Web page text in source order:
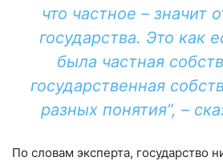
что частное – значит
государства. Это как
была частная
государственная
разных понятия”, –
По словам эксперта, государство